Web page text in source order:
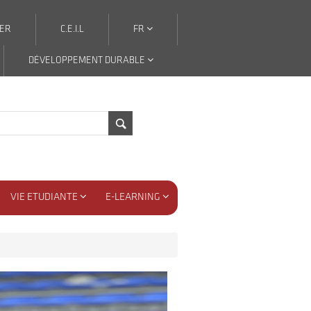
FR
C.E.I.L
DÉVELOPPEMENT DURABLE
VIE ETUDIANTE E-LEARNING